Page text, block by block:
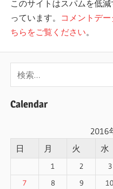
このサイトはスパムを低
っています。 コメントデ
ちらをご覧ください。
Calendar
2016
日
月 火 水
1 2 3
7
8 9 10